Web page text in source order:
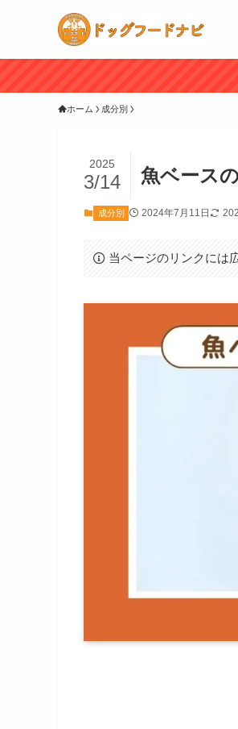
ホーム 成分別
魚ベース
2025
3/14
成分別 2024年7月11日
当ページのリンクには